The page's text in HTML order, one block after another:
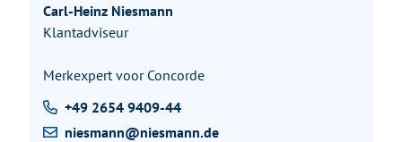
Carl-Heinz Niesmann
Klantadviseur
Merkexpert voor Concorde
+49 2654 9409-44
niesmann@niesmann.de